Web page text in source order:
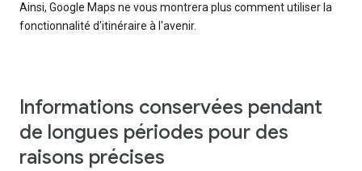
Ainsi, Google Maps ne vous montrera plus comment utiliser la
fonctionnalité d'itinéraire à l'avenir.
Informations conservées pendant
de longues périodes pour des
raisons précises